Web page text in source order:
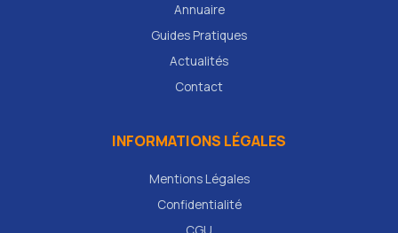
Annuaire
Guides Pratiques
Actualités
Contact
INFORMATIONS LÉGALES
Mentions Légales
Confidentialité